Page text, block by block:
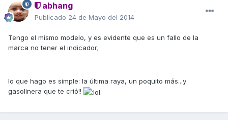
abhang
Publicado 24 de Mayo del 2014
Tengo el mismo modelo, y es evidente que es un fallo de la
marca no tener el indicador;
lo que hago es simple: la última raya, un poquito más...y
gasolinera que te crió!!